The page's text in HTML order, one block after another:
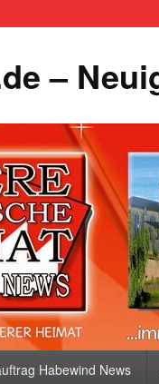
–
Habewind News